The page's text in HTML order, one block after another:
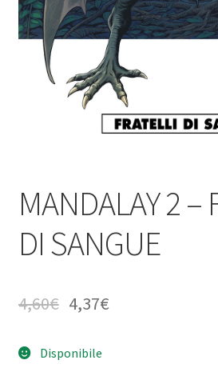
MANDALAY 2 –
DI SANGUE
4,60€ 4,37€
Disponibile